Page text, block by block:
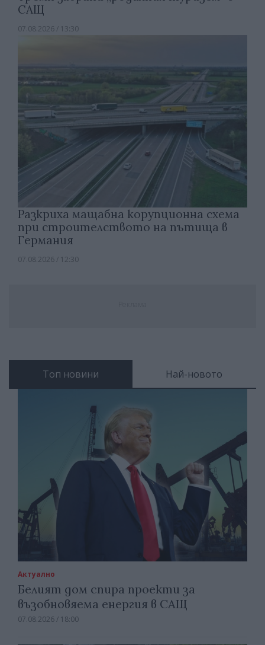
САЩ
07.08.2026 / 13:30
Разкриха мащабна корупционна схема
при строителството на пътища в
Германия
07.08.2026 / 12:30
Топ новини Най-новото
Актуално
Белият дом спира проекти за
възобновяема енергия в САЩ
07.08.2026 / 18:00